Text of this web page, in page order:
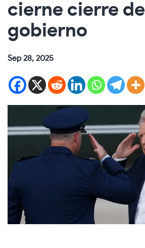
cierne cierre del
gobierno
Sep 28, 2025